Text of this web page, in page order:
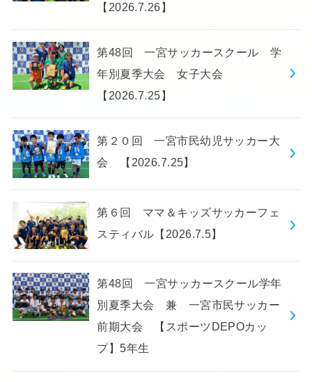
【2026.7.26】
第48回 一宮サッカースクール 学
年別夏季大会 女子大会
【2026.7.25】
第２０回 一宮市民幼児サッカー大
会 【2026.7.25】
第６回 ママ＆キッズサッカーフェ
スティバル【2026.7.5】
第48回 一宮サッカースクール学年
別夏季大会 兼 一宮市民サッカー
前期大会 【スポーツDEPOカッ
プ】5年生